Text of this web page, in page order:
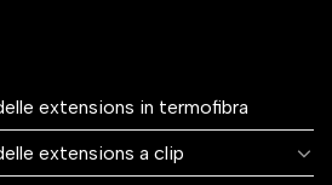
extensions in termofibra
extensions a clip